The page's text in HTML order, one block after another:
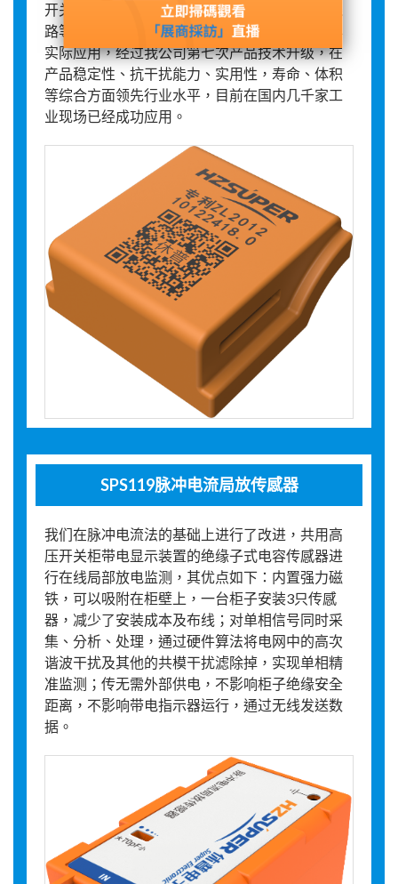
开关柜内的电气接点的温度测量，高低压输电线
路等的电气接点的温度测量。传感器经历十一年
实际应用，经过我公司第七次产品技术升级，在
产品稳定性、抗干扰能力、实用性，寿命、体积
等综合方面领先行业水平，目前在国内几千家工
业现场已经成功应用。
SPS119脉冲电流局放传感器
我们在脉冲电流法的基础上进行了改进，共用高
压开关柜带电显示装置的绝缘子式电容传感器进
行在线局部放电监测，其优点如下：内置强力磁
铁，可以吸附在柜壁上，一台柜子安装3只传感
器，减少了安装成本及布线；对单相信号同时采
集、分析、处理，通过硬件算法将电网中的高次
谐波干扰及其他的共模干扰滤除掉，实现单相精
准监测；传无需外部供电，不影响柜子绝缘安全
距离，不影响带电指示器运行，通过无线发送数
据。